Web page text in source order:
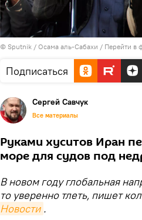
© Sputnik / Осама аль-Сабахи / Перейти в
Подписаться
Сергей Савчук
Все материалы
Руками хуситов Иран
море для судов под
В новом году глобальная
то уверенно тлеть, пишет
Новости .